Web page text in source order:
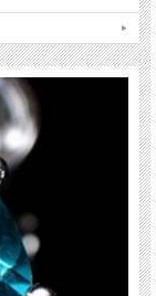
自然な色みになるよ
よって表示される色
ギフト メンズ レデ
ーズ comrose vip-ac